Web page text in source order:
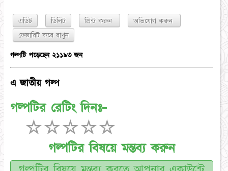
এডিট ডিলিট প্রিন্ট করুন অভিযোগ করুন
গল্পটি পড়েছেন ২১১৯৩ জন
এ জাতীয় গল্প
গল্পটির রেটিং দিনঃ-
☆
☆
☆
☆
☆
গল্পটির বিষয়ে মন্তব্য করুন